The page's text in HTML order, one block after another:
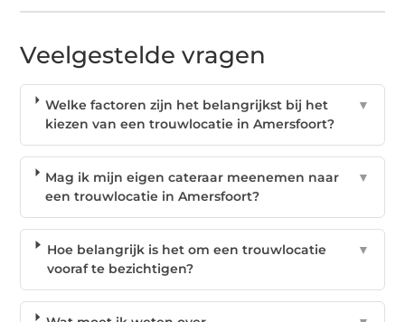
Veelgestelde vragen
Welke factoren zijn het belangrijkst bij het
kiezen van een trouwlocatie in Amersfoort?
▼
Mag ik mijn eigen cateraar meenemen naar
een trouwlocatie in Amersfoort?
▼
Hoe belangrijk is het om een trouwlocatie
vooraf te bezichtigen?
▼